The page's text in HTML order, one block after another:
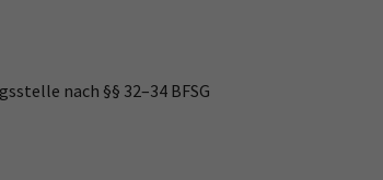
nach §§ 32–34 BFSG